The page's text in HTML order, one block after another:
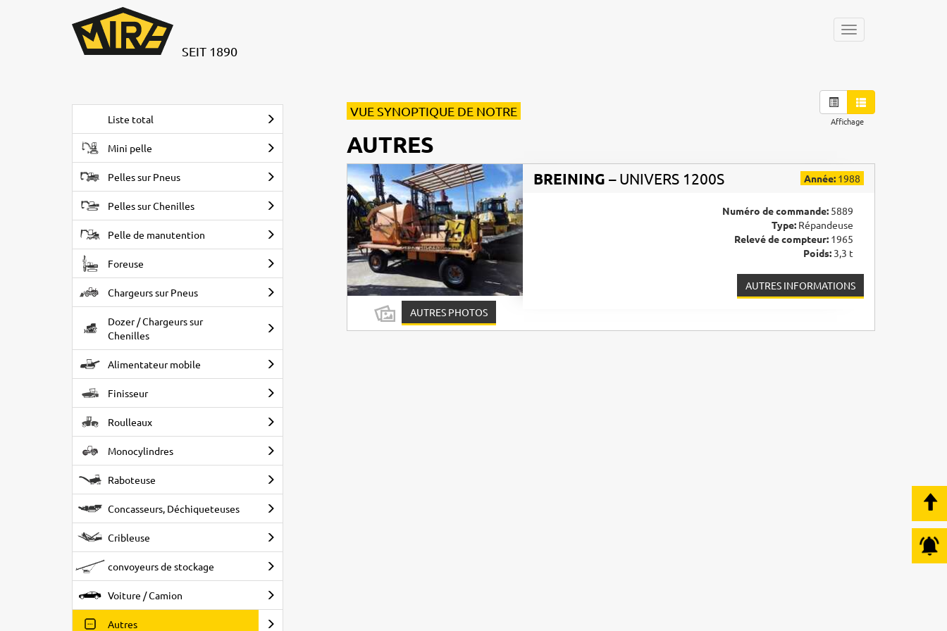
Toggle
navigation
SEIT 1890
Liste total
Mini pelle
Pelles sur Pneus
Pelles sur Chenilles
Pelle de manutention
Foreuse
Chargeurs sur Pneus
Dozer / Chargeurs sur
Chenilles
Alimentateur mobile
Finisseur
Roulleaux
Monocylindres
Raboteuse
Concasseurs, Déchiqueteuses
Cribleuse
convoyeurs de stockage
Voiture / Camion
Autres
Affichage
VUE SYNOPTIQUE DE NOTRE
AUTRES
AUTRES PHOTOS
BREINING – UNIVERS 1200S Année:1988
Numéro de commande:5889
Type:Répandeuse
Relevé de compteur:1965
Poids:3,3 t
AUTRES INFORMATIONS